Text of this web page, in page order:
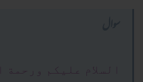
السلام عليكم